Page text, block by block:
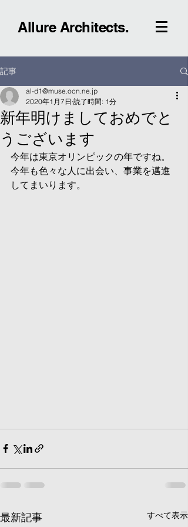
Allure Architects.
記事
新年明けましておめでと
うございます
al-d1@muse.ocn.ne.jp
2020年1月7日 読了時間: 1分
今年は東京オリンピックの年ですね。
今年も色々な人に出会い、事業を邁進
してまいります。
最新記事 すべて表示